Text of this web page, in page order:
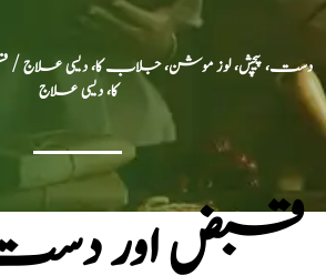
دست، پیچش، لوز موشن، جلاب کا، دیسی علاج/
کا، دیسی علاج
قبض اور